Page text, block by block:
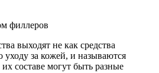
филлеров
выходят не как средства
уходу за кожей, и называются
составе могут быть разные